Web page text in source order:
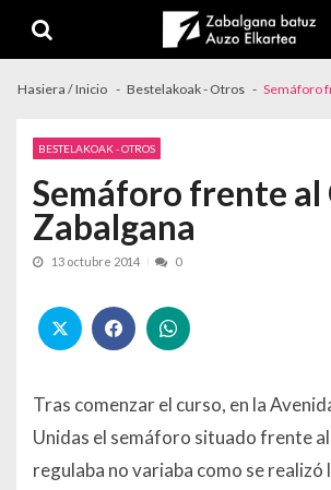
Hasiera / Inicio Bestelakoak - Otros Semáforo
BESTELAKOAK - OTROS
Semáforo frente al
Zabalgana
13 octubre 2014 0
Tras comenzar el curso, en la
Unidas el semáforo situado frente al
regulaba no variaba como se realizó